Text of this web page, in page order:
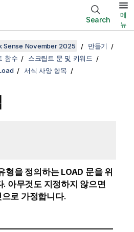
Search
메
뉴
Sense November 2025
만들기
함수
스크립트 문 및 키워드
서식 사양 항목
형을 정의하는 LOAD 문을 위
아무것도 지정하지 않으면
로 가정합니다.